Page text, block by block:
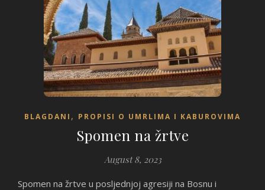
BLAGDANI , PROPISI O UMRLIMA I KABUROVIMA
Spomen na žrtve
August 8, 2023
Spomen na žrtve u posljednjoj agresiji na Bosnu i